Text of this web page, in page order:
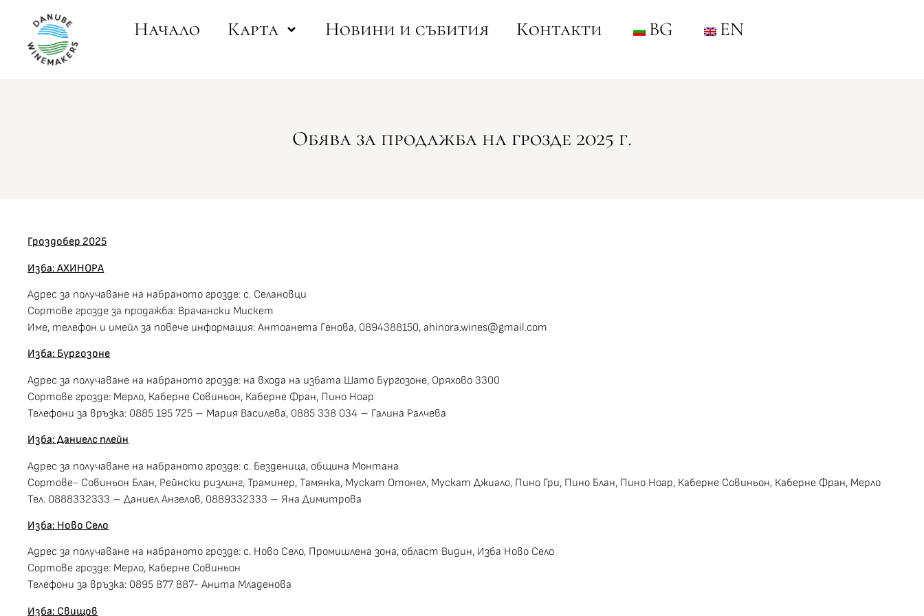
Начало Карта Новини и събития Контакти BG EN
Обява за продажба на грозде 2025 г.
Гроздобер 2025
Изба: АХИНОРА
Адрес за получаване на набраното грозде: с. Селановци
Сортове грозде за продажба: Врачански Мискет
Име, телефон и имейл за повече информация: Антоанета Генова, 0894388150, ahinora.wines@gmail.com
Изба: Бургозоне
Адрес за получаване на набраното грозде: на входа на избата Шато Бургозоне, Оряхово 3300
Сортове грозде: Мерло, Каберне Совиньон, Каберне Фран, Пино Ноар
Телефони за връзка: 0885 195 725 – Мария Василева, 0885 338 034 – Галина Ралчева
Изба: Даниелс плейн
Адрес за получаване на набраното грозде: с. Безденица, община Монтана
Сортове- Совиньон Блан, Рейнски ризлинг, Траминер, Тамянка, Мускат Отонел, Мускат Джиало, Пино Гри, Пино Блан, Пино Ноар, Каберне Совиньон, Каберне Фран, Мерло
Тел. 0888332333 – Даниел Ангелов, 0889332333 – Яна Димитрова
Изба: Ново Село
Адрес за получаване на набраното грозде: с. Ново Село, Промишлена зона, област Видин, Изба Ново Село
Сортове грозде: Мерло, Каберне Совиньон
Телефони за връзка: 0895 877 887- Анита Младенова
Изба: Свищов